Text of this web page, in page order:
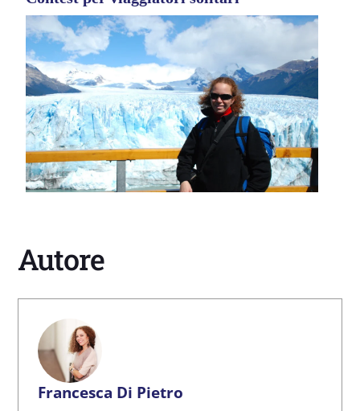
Autore
Francesca Di Pietro